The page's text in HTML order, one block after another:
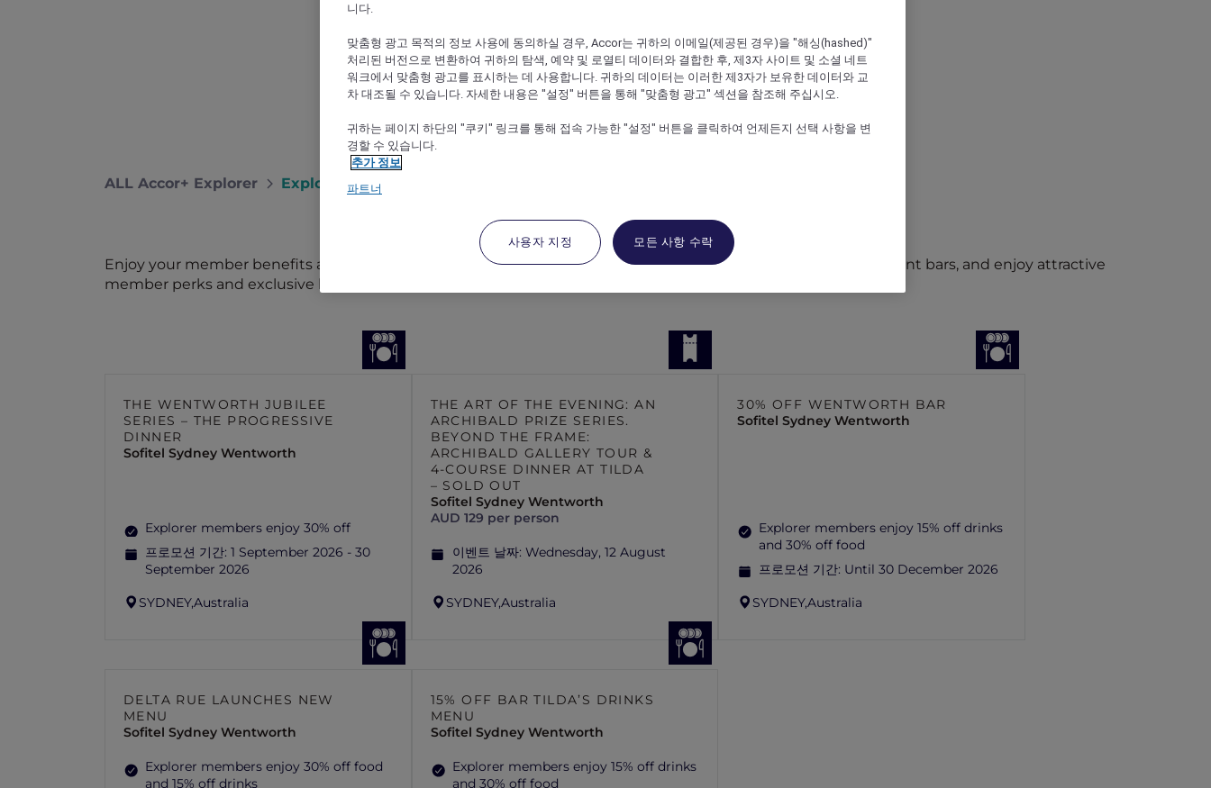
ALL Accor+ Explorer Explorer Privileges At Sofitel Sydney Wentworth
Enjoy your member benefits at one of our member-favourite hotels. Immerse yourself in elevated dining, elegant bars, and enjoy attractive
member perks and exclusive benefits.
THE WENTWORTH JUBILEE
SERIES – THE PROGRESSIVE
DINNER
Sofitel Sydney Wentworth
Explorer members enjoy 30% off
프로모션 기간: 1 September 2026 - 30
September 2026
SYDNEY,Australia
THE ART OF THE EVENING: AN
ARCHIBALD PRIZE SERIES.
BEYOND THE FRAME:
ARCHIBALD GALLERY TOUR &
4-COURSE DINNER AT TILDA
– SOLD OUT
Sofitel Sydney Wentworth
AUD 129 per person
이벤트 날짜: Wednesday, 12 August
2026
SYDNEY,Australia
30% OFF WENTWORTH BAR
Sofitel Sydney Wentworth
Explorer members enjoy 15% off drinks
and 30% off food
프로모션 기간: Until 30 December 2026
SYDNEY,Australia
DELTA RUE LAUNCHES NEW
MENU
Sofitel Sydney Wentworth
Explorer members enjoy 30% off food
and 15% off drinks
15% OFF BAR TILDA’S DRINKS
MENU
Sofitel Sydney Wentworth
Explorer members enjoy 15% off drinks
and 30% off food
니다.
맞춤형 광고 목적의 정보 사용에 동의하실 경우, Accor는 귀하의 이메일(제공된 경우)을 "해싱(hashed)"
처리된 버전으로 변환하여 귀하의 탐색, 예약 및 로열티 데이터와 결합한 후, 제3자 사이트 및 소셜 네트
워크에서 맞춤형 광고를 표시하는 데 사용합니다. 귀하의 데이터는 이러한 제3자가 보유한 데이터와 교
차 대조될 수 있습니다. 자세한 내용은 "설정" 버튼을 통해 "맞춤형 광고" 섹션을 참조해 주십시오.
귀하는 페이지 하단의 "쿠키" 링크를 통해 접속 가능한 "설정" 버튼을 클릭하여 언제든지 선택 사항을 변
경할 수 있습니다.
추가 정보
파트너
사용자 지정 모든 사항 수락